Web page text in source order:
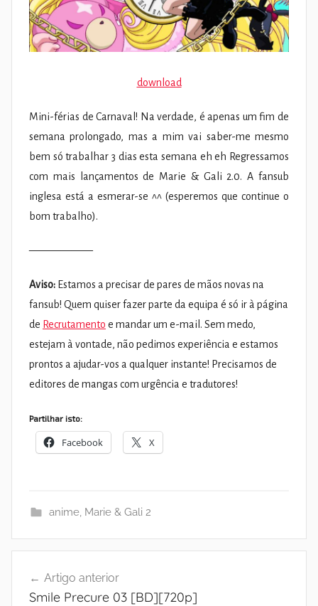
download
Mini-férias de Carnaval! Na verdade, é apenas um fim de
semana prolongado, mas a mim vai saber-me mesmo
bem só trabalhar 3 dias esta semana eh eh Regressamos
com mais lançamentos de Marie & Gali 2.0. A fansub
inglesa está a esmerar-se ^^ (esperemos que continue o
bom trabalho).
——————
Aviso: Estamos a precisar de pares de mãos novas na
fansub! Quem quiser fazer parte da equipa é só ir à página
de Recrutamento e mandar um e-mail. Sem medo,
estejam à vontade, não pedimos experiência e estamos
prontos a ajudar-vos a qualquer instante! Precisamos de
editores de mangas com urgência e tradutores!
Partilhar isto:
Facebook X
anime, Marie & Gali 2
de
Artigo anterior
Smile Precure 03 [BD][720p]